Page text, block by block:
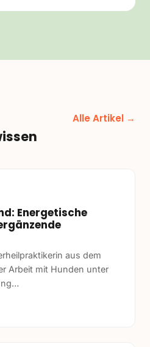
Alle Artikel →
Energetische
aus dem
Arbeit mit Hunden unter
…